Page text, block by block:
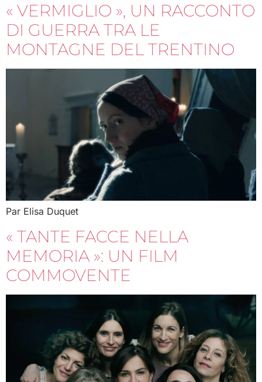
« VERMIGLIO », UN RACCONTO
DI GUERRA TRA LE
MONTAGNE DEL TRENTINO
Par Elisa Duquet
« TANTE FACCE NELLA
MEMORIA »: UN FILM
COMMOVENTE